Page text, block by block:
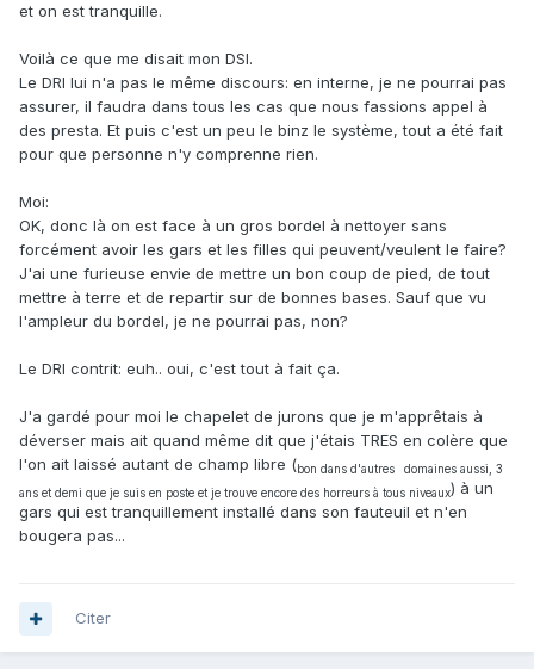
et on est tranquille.
Voilà ce que me disait mon DSI.
Le DRI lui n'a pas le même discours: en interne, je ne pourrai pas
assurer, il faudra dans tous les cas que nous fassions appel à
des presta. Et puis c'est un peu le binz le système, tout a été fait
pour que personne n'y comprenne rien.
Moi:
OK, donc là on est face à un gros bordel à nettoyer sans
forcément avoir les gars et les filles qui peuvent/veulent le faire?
J'ai une furieuse envie de mettre un bon coup de pied, de tout
mettre à terre et de repartir sur de bonnes bases. Sauf que vu
l'ampleur du bordel, je ne pourrai pas, non?
Le DRI contrit: euh.. oui, c'est tout à fait ça.
J'a gardé pour moi le chapelet de jurons que je m'apprêtais à
déverser mais ait quand même dit que j'étais TRES en colère que
l'on ait laissé autant de champ libre (bon dans d'autres
domaines aussi, 3
ans et demi que je suis en poste et je trouve encore des horreurs à tous niveaux) à un
gars qui est tranquillement installé dans son fauteuil et n'en
bougera pas...
Citer